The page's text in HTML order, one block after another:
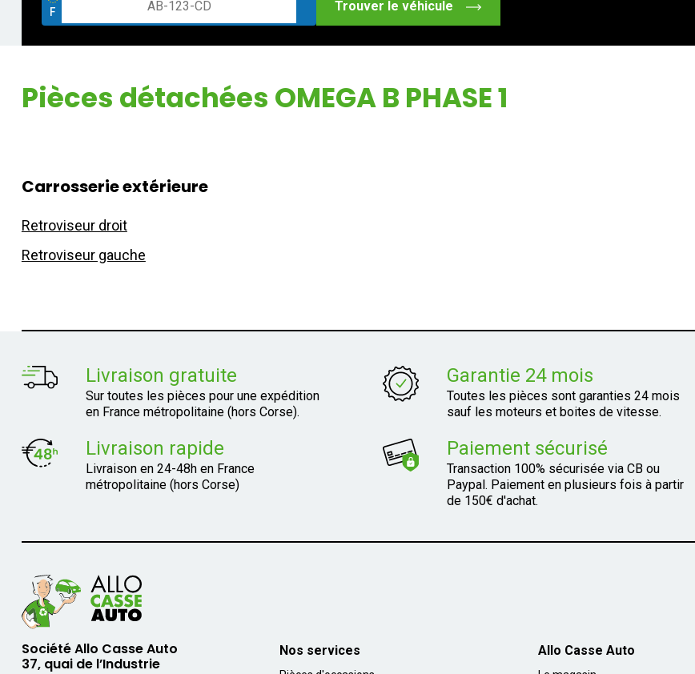
Trouver le véhicule
Pièces détachées OMEGA B PHASE 1
Carrosserie extérieure
Retroviseur droit
Retroviseur gauche
Livraison gratuite
Sur toutes les pièces pour une expédition
en France métropolitaine (hors Corse).
Garantie 24 mois
Toutes les pièces sont garanties 24 mois
sauf les moteurs et boites de vitesse.
Livraison rapide
Livraison en 24-48h en France
métropolitaine (hors Corse)
Paiement sécurisé
Transaction 100% sécurisée via CB ou
Paypal. Paiement en plusieurs fois à partir
de 150€ d'achat.
Société Allo Casse Auto
37, quai de l’Industrie
Nos services Allo Casse Auto